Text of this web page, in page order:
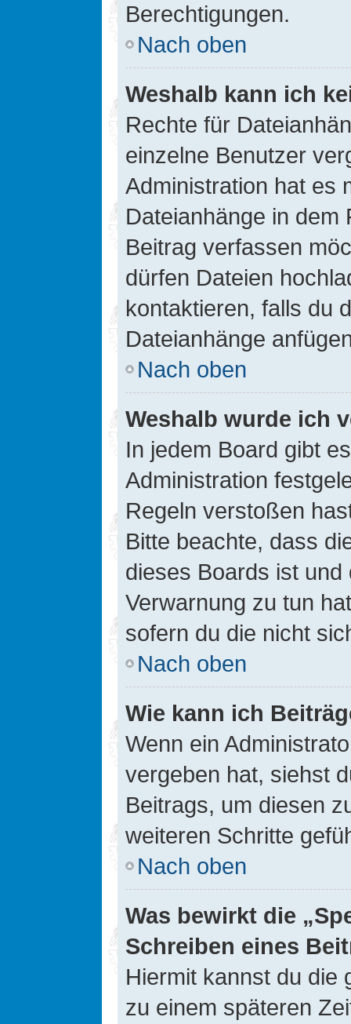
Berechtigungen.
Nach oben
Weshalb kann ich
Rechte für
einzelne Benutzer
Administration hat es
Dateianhänge in dem
Beitrag verfassen
dürfen Dateien
kontaktieren, falls du
Dateianhänge
Nach oben
Weshalb wurde ich
In jedem Board gibt
Administration
Regeln verstoßen
Bitte beachte, dass
dieses Boards ist
Verwarnung zu tun
sofern du die nicht
Nach oben
Wie kann ich
Wenn ein
vergeben hat, siehst
Beitrags, um diesen
weiteren Schritte
Nach oben
Was bewirkt die
Schreiben eines
Hiermit kannst du die
zu einem späteren